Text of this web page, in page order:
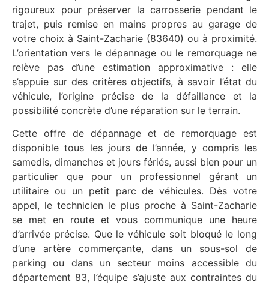
rigoureux pour préserver la carrosserie pendant le
trajet, puis remise en mains propres au garage de
votre choix à Saint-Zacharie (83640) ou à proximité.
L’orientation vers le dépannage ou le remorquage ne
relève pas d’une estimation approximative : elle
s’appuie sur des critères objectifs, à savoir l’état du
véhicule, l’origine précise de la défaillance et la
possibilité concrète d’une réparation sur le terrain.
Cette offre de dépannage et de remorquage est
disponible tous les jours de l’année, y compris les
samedis, dimanches et jours fériés, aussi bien pour un
particulier que pour un professionnel gérant un
utilitaire ou un petit parc de véhicules. Dès votre
appel, le technicien le plus proche à Saint-Zacharie
se met en route et vous communique une heure
d’arrivée précise. Que le véhicule soit bloqué le long
d’une artère commerçante, dans un sous-sol de
parking ou dans un secteur moins accessible du
département 83, l’équipe s’ajuste aux contraintes du